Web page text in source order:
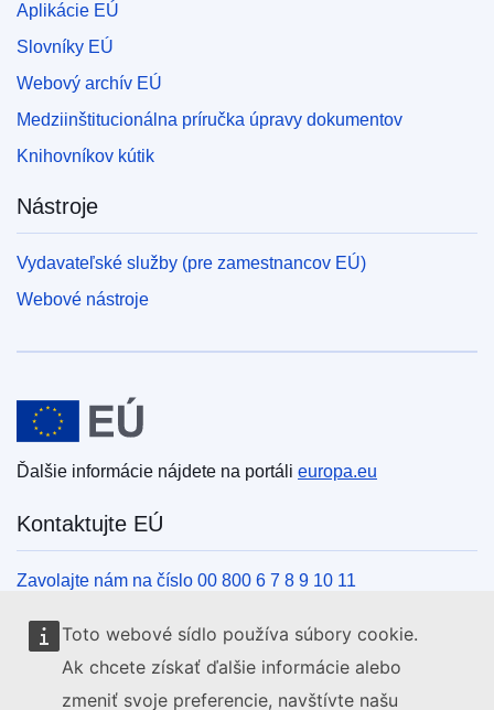
Toto webové sídlo používa súbory cookie.
Ak chcete získať ďalšie informácie alebo
zmeniť svoje preferencie, navštívte našu
Aplikácie EÚ
Slovníky EÚ
Webový archív EÚ
Medziinštitucionálna príručka úpravy dokumentov
Knihovníkov kútik
Nástroje
Vydavateľské služby (pre zamestnancov EÚ)
Webové nástroje
Európska únia
Ďalšie informácie nájdete na portáli europa.eu
Kontaktujte EÚ
Zavolajte nám na číslo 00 800 6 7 8 9 10 11
Iné spôsoby, ako nás kontaktovať telefonicky
Napíšte nám cez kontaktný formulár
Navštívte nás v niektorom z centier EÚ